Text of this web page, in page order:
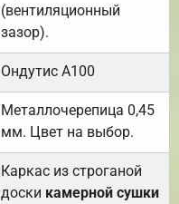
(вентиляционный
зазор).
Ондутис А100
Металлочерепица 0,45
мм. Цвет на выбор.
Каркас из строганой
доски камерной сушки